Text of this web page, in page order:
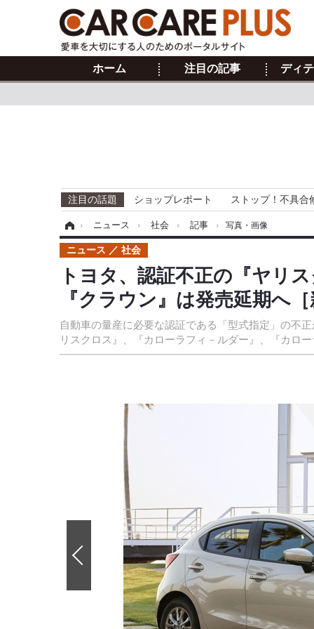
ホーム 注目の記事 ディ
注目の話題 ショップレポート ストップ！不具合
› ニュース › 社会 › 記事 › 写真・画像
トヨタ、認証不正の『ヤリ
『クラウン』は発売延期へ
自動車の量産に必要な認証である「型式指定」の不
リスクロス』、『カローラフィ－ルダー』、『カロ
ニュース 社会